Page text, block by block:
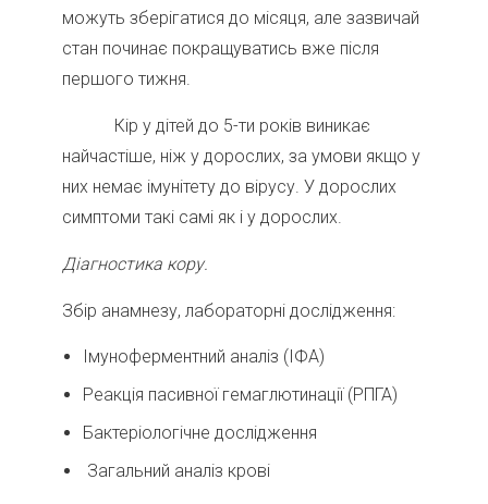
можуть зберігатися до місяця, але зазвичай
стан починає покращуватись вже після
першого тижня.
Кір у дітей до 5-ти років виникає
найчастіше, ніж у дорослих, за умови якщо у
них немає імунітету до вірусу. У дорослих
симптоми такі самі як і у дорослих.
Діагностика кору.
Збір анамнезу, лабораторні дослідження:
Імуноферментний аналіз (ІФА)
Реакція пасивної гемаглютинації (РПГА)
Бактеріологічне дослідження
Загальний аналіз крові